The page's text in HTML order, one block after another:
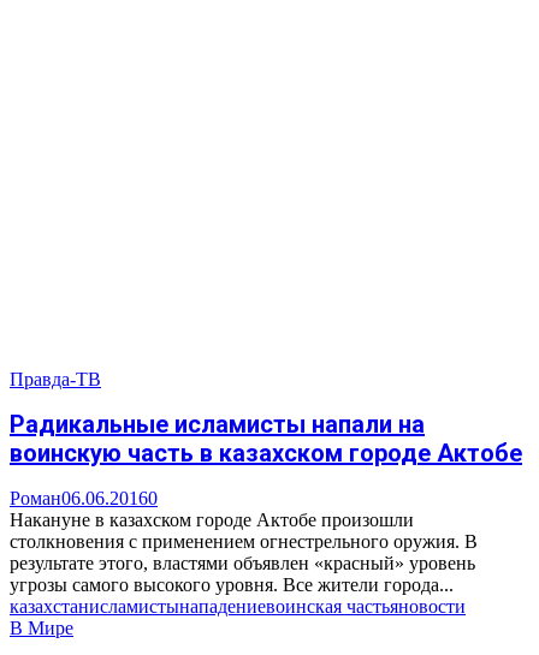
Правда-ТВ
Радикальные исламисты напали на
воинскую часть в казахском городе Актобе
Роман06.06.20160
Накануне в казахском городе Актобе произошли
столкновения с применением огнестрельного оружия. В
результате этого, властями объявлен «красный» уровень
угрозы самого высокого уровня. Все жители города...
казахстанисламистынападениевоинская частьяновости
В Мире